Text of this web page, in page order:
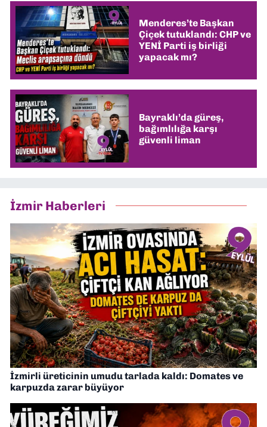
Menderes’te Başkan
Çiçek tutuklandı: CHP ve
YENİ Parti iş birliği
yapacak mı?
Bayraklı’da güreş,
bağımlılığa karşı
güvenli liman
İzmir Haberleri
İzmirli üreticinin umudu tarlada kaldı: Domates ve
karpuzda zarar büyüyor